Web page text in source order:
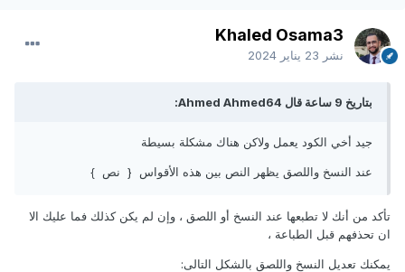
Khaled Osama3
نشر 23 يناير 2024
بتاريخ 9 ساعة قال Ahmed Ahmed64:
جيد أخي الكود يعمل ولاكن هناك مشكلة بسيطة
عند النسخ واللصق يظهر النص بين هذه الأقواس { نص }
تأكد من أنك لا تطبعها عند النسخ أو اللصق ، وإن لم يكن كذلك فما عليك الا
ان تحذفهم قبل الطباعة ،
يمكنك تعديل النسخ واللصق بالشكل التالى: